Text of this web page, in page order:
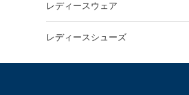
レディースウェア
レディースシューズ